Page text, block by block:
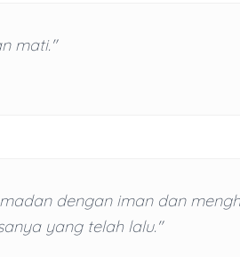
mati."
dengan iman dan
yang telah lalu."